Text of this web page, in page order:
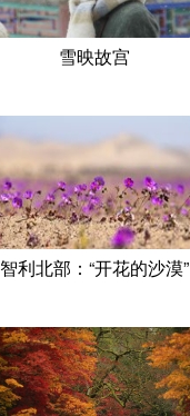
雪映故宫
智利北部：“开花的沙漠”